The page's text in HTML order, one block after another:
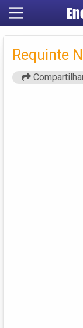
Requinte